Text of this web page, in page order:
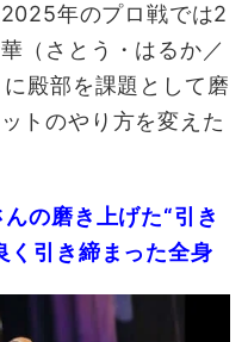
年のプロ戦では2
（さとう・はるか／
殿部を課題として磨
トのやり方を変えた
の磨き上げた“引き
く引き締まった全身